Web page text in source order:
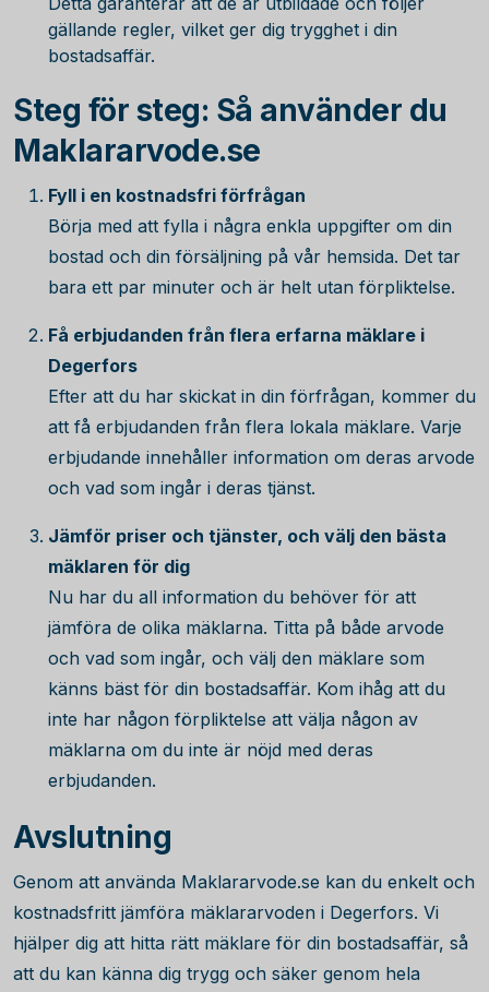
gällande regler, vilket ger dig trygghet i din
bostadsaffär.
Steg för steg: Så använder du
Maklararvode.se
Fyll i en kostnadsfri förfrågan
Börja med att fylla i några enkla uppgifter om din
bostad och din försäljning på vår hemsida. Det tar
bara ett par minuter och är helt utan förpliktelse.
Få erbjudanden från flera erfarna mäklare i
Degerfors
Efter att du har skickat in din förfrågan, kommer du
att få erbjudanden från flera lokala mäklare. Varje
erbjudande innehåller information om deras arvode
och vad som ingår i deras tjänst.
Jämför priser och tjänster, och välj den bästa
mäklaren för dig
Nu har du all information du behöver för att
jämföra de olika mäklarna. Titta på både arvode
och vad som ingår, och välj den mäklare som
känns bäst för din bostadsaffär. Kom ihåg att du
inte har någon förpliktelse att välja någon av
mäklarna om du inte är nöjd med deras
erbjudanden.
Avslutning
Genom att använda Maklararvode.se kan du enkelt och
kostnadsfritt jämföra mäklararvoden i Degerfors. Vi
hjälper dig att hitta rätt mäklare för din bostadsaffär, så
att du kan känna dig trygg och säker genom hela